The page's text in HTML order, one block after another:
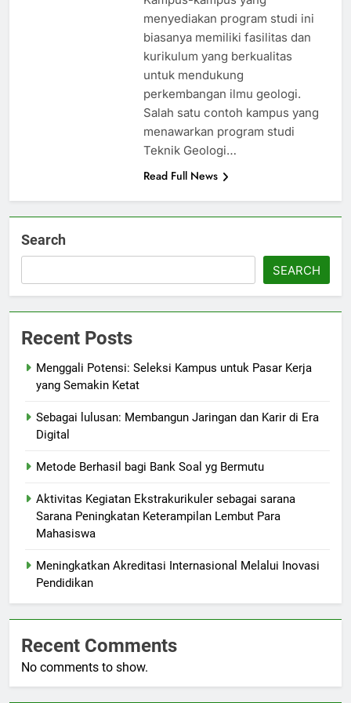
menyediakan program studi ini
biasanya memiliki fasilitas dan
kurikulum yang berkualitas
untuk mendukung
perkembangan ilmu geologi.
Salah satu contoh kampus yang
menawarkan program studi
Teknik Geologi…
Read Full News
Search
SEARCH
Recent Posts
Menggali Potensi: Seleksi Kampus untuk Pasar Kerja
yang Semakin Ketat
Sebagai lulusan: Membangun Jaringan dan Karir di Era
Digital
Metode Berhasil bagi Bank Soal yg Bermutu
Aktivitas Kegiatan Ekstrakurikuler sebagai sarana
Sarana Peningkatan Keterampilan Lembut Para
Mahasiswa
Meningkatkan Akreditasi Internasional Melalui Inovasi
Pendidikan
Recent Comments
No comments to show.